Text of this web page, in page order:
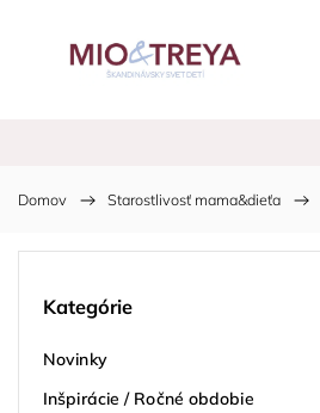
Domov / Starostlivosť mama&dieťa /
Kategórie
Novinky
Inšpirácie / Ročné obdobie